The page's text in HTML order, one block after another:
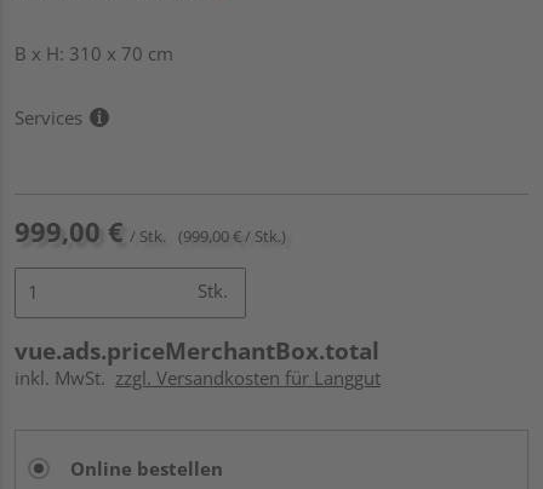
B x H: 310 x 70 cm
Services
999,00 € / Stk. (999,00 € / Stk.)
Stk.
vue.ads.priceMerchantBox.total
inkl. MwSt. zzgl. Versandkosten für Langgut
Online bestellen